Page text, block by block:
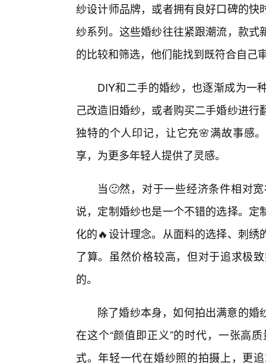
纱设计师品牌，或者拥有良好口碑的
纱系列。这些婚纱往往紧跟潮流，款
的比较和筛选，他们能找到既符合自己
DIY和二手的婚纱，也逐渐成为一
己改造旧婚纱，或者购买二手婚纱进
独特的个人印记，让它充🌸满故事感
享，为更多年轻人提供了灵感。
当🙂然，对于一些经济条件相对
说，定制婚纱也是一个不错的选择。
化的🔥设计理念。从面料的选择、刺
了算。虽然价格较高，但对于追求极
的。
除了婚纱本身，如何拍出满意的
在这个“颜值即正义”的时代，一张高
式。年轻一代在婚纱照的拍摄上，更